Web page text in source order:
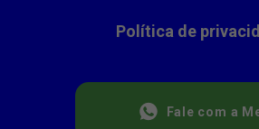
Política de
Fale com a